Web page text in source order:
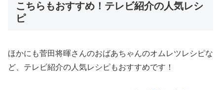
こちらもおすすめ！テレビ紹介の人気レシ
ピ
ほかにも菅田将暉さんのおばあちゃんのオムレツレシピな
ど、テレビ紹介の人気レシピもおすすめです！